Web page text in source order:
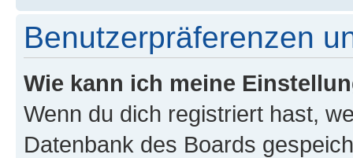
Benutzerpräferenzen
Wie kann ich meine
Wenn du dich registriert hast,
Datenbank des Boards